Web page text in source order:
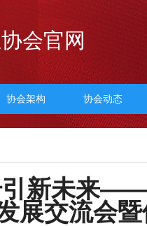
会官网
协会架构 协会动态
新未来
展交流会